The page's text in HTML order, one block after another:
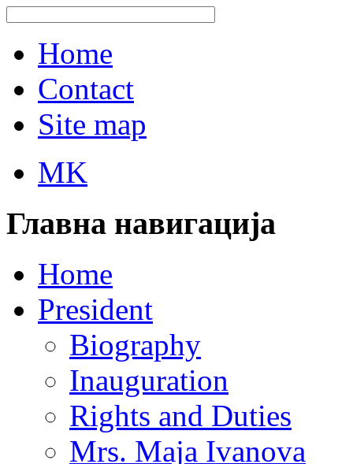
Home
Contact
Site map
MK
Главна навигација
Home
President
Biography
Inauguration
Rights and Duties
Mrs. Maja Ivanova